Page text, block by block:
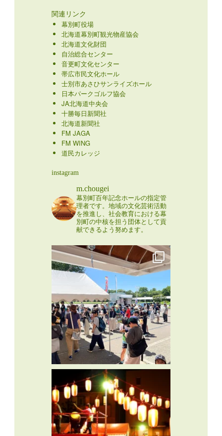
関連リンク
幕別町役場
北海道幕別町観光物産協会
北海道文化財団
自治総合センター
音更町文化センター
帯広市民文化ホール
士別市あさひサンライズホール
日本パークゴルフ協会
JA北海道中央会
十勝毎日新聞社
北海道新聞社
FM JAGA
FM WING
道民カレッジ
instagram
m.chougei
幕別町百年記念ホールの指定管
理者です。地域の文化芸術活動
を推進し、社会教育における幕
別町の中核を担う団体として貢
献できるよう努めます。